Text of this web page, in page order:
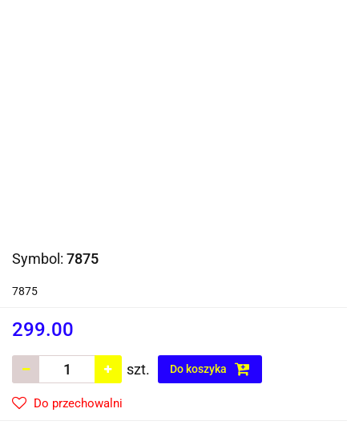
Symbol: 7875
7875
299.00
szt. Do koszyka
Do przechowalni